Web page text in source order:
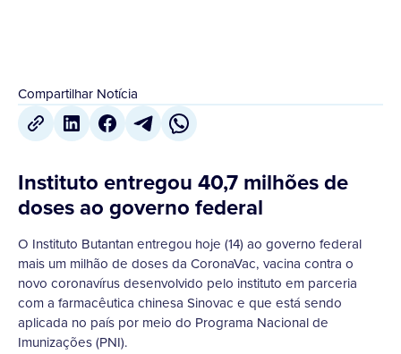
Compartilhar Notícia
Instituto entregou 40,7 milhões de
doses ao governo federal
O Instituto Butantan entregou hoje (14) ao governo federal
mais um milhão de doses da CoronaVac, vacina contra o
novo coronavírus desenvolvido pelo instituto em parceria
com a farmacêutica chinesa Sinovac e que está sendo
aplicada no país por meio do Programa Nacional de
Imunizações (PNI).